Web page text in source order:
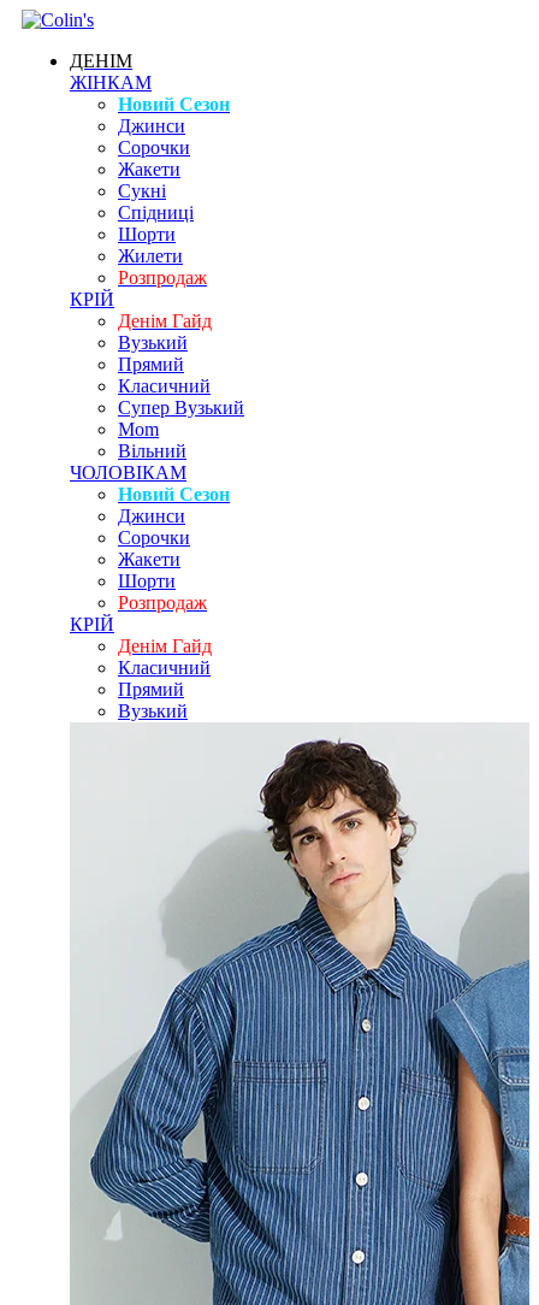
ДЕНІМ
ЖІНКАМ
Новий Сезон
Джинси
Сорочки
Жакети
Сукні
Спідниці
Шорти
Жилети
Розпродаж
КРІЙ
Денім Гайд
Вузький
Прямий
Класичний
Супер Вузький
Mom
Вільний
ЧОЛОВІКАМ
Новий Сезон
Джинси
Сорочки
Жакети
Шорти
Розпродаж
КРІЙ
Денім Гайд
Класичний
Прямий
Вузький